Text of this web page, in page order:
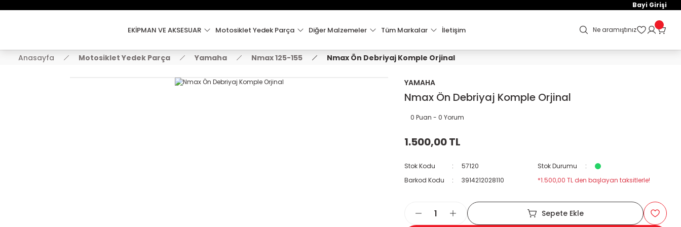
2000 TL VE ÜZERİ KARGO ÜCRETSİZ !
Bayi Girişi
EKİPMAN VE AKSESUAR Motosiklet Yedek Parça Diğer Malzemeler Tüm Markalar İletişim Ne aramıştınız
Anasayfa Motosiklet Yedek Parça Yamaha Nmax 125-155 Nmax Ön Debriyaj Komple Orjinal
YAMAHA
Nmax Ön Debriyaj Komple Orjinal
0 Puan - 0 Yorum
1.500,00 TL
Stok Kodu 57120
Stok Durumu
Barkod Kodu
3914212028110 *1.500,00 TL den başlayan taksitlerle!
Sepete Ekle